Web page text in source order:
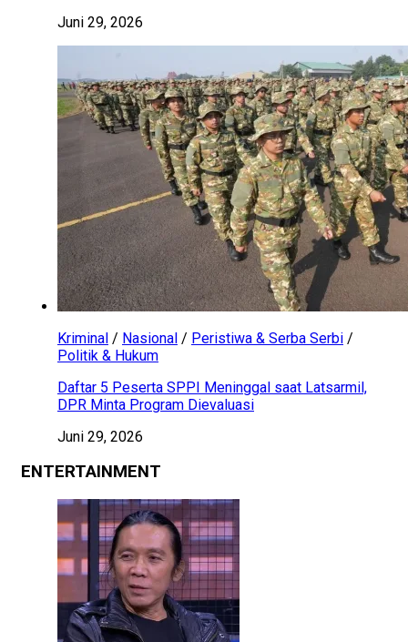
Juni 29, 2026
Kriminal / Nasional / Peristiwa & Serba Serbi /
Politik & Hukum
Daftar 5 Peserta SPPI Meninggal saat Latsarmil,
DPR Minta Program Dievaluasi
Juni 29, 2026
ENTERTAINMENT